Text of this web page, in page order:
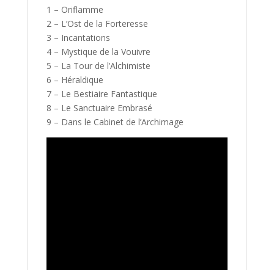
1 – Oriflamme
2 – L’Ost de la Forteresse
3 – Incantations
4 – Mystique de la Vouivre
5 – La Tour de l’Alchimiste
6 – Héraldique
7 – Le Bestiaire Fantastique
8 – Le Sanctuaire Embrasé
9 – Dans le Cabinet de l’Archimage